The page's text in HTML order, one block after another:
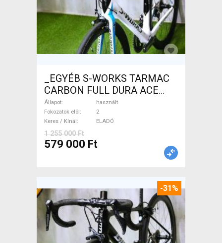
_EGYÉB S-WORKS TARMAC
CARBON FULL DURA ACE
Országúti használt ELADÓ
Állapot
használt
Fokozatok elöl
2
Keres / Kínál
ELADÓ
1 255 000 Ft
579 000 Ft
-31%